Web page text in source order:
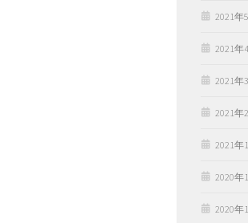
2021年
2021年
2021年
2021年
2021年
2020年
2020年